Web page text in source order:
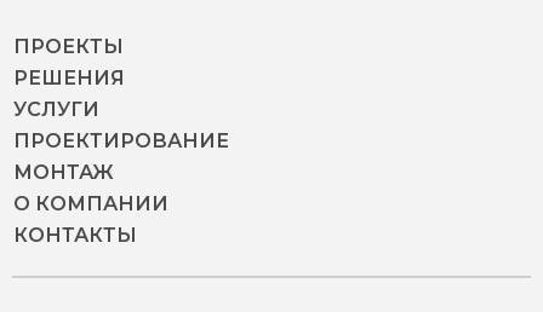
ПРОЕКТЫ
РЕШЕНИЯ
УСЛУГИ
ПРОЕКТИРОВАНИЕ
МОНТАЖ
О КОМПАНИИ
КОНТАКТЫ